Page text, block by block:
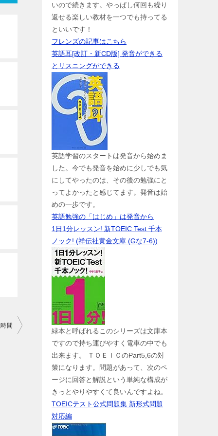
間
いので続きます。やっぱし何回も繰り
返せる楽しい教材を一つでも持ってる
といいです！
フレンズの記事はこちら
英語耳[改訂・新CD版] 発音ができる
とリスニングができる
英語学習のスタートは発音から始めま
した。今でも発音を始めに少しでも気
にしてやったのは、その後の勉強にと
ってよかったと感じてます。発音は始
めの一歩です。
英語勉強の「はじめ」は発音から
1日1分レッスン! 新TOEIC Test 千本
ノック! (祥伝社黄金文庫 (Gな7-6))
緑本と呼ばれるこのシリーズは文庫本
ですので持ち運びやすく電車の中でも
出来ます。 ＴＯＥＩＣのPart5,6の対
策になります。問題があって、次のペ
ージに回答と解説という単純な構成が
きっとやりやすくて良いんですよね。
TOEICテスト公式問題集 新形式問題
対応編